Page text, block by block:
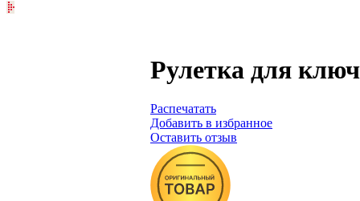
Рулетка для
Распечатать
Добавить в избранное
Оставить отзыв